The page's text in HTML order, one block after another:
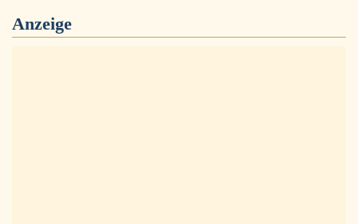
Anzeige